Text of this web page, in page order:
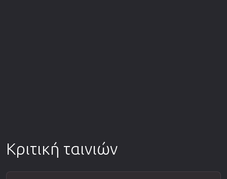
Κριτική ταινιών